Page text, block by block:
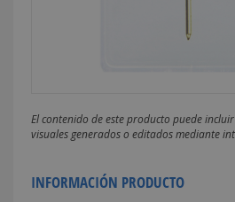
El contenido de este producto puede
visuales generados o editados mediante
INFORMACIÓN PRODUCTO